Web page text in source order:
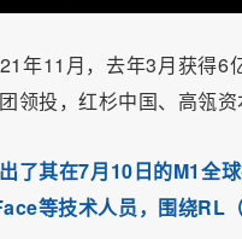
年11月，去年3月获得
领投，红杉中国、高瓴
了其在7月10日的M1全
等技术人员，围绕RL